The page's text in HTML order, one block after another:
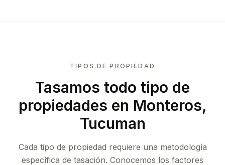
TIPOS DE PROPIEDAD
Tasamos todo tipo de
propiedades en Monteros,
Tucuman
Cada tipo de propiedad requiere una metodología
específica de tasación. Conocemos los factores